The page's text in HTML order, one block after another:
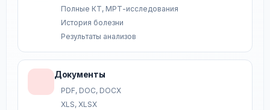
Полные КТ, МРТ-исследования
История болезни
Результаты анализов
Документы
PDF, DOC, DOCX
XLS, XLSX